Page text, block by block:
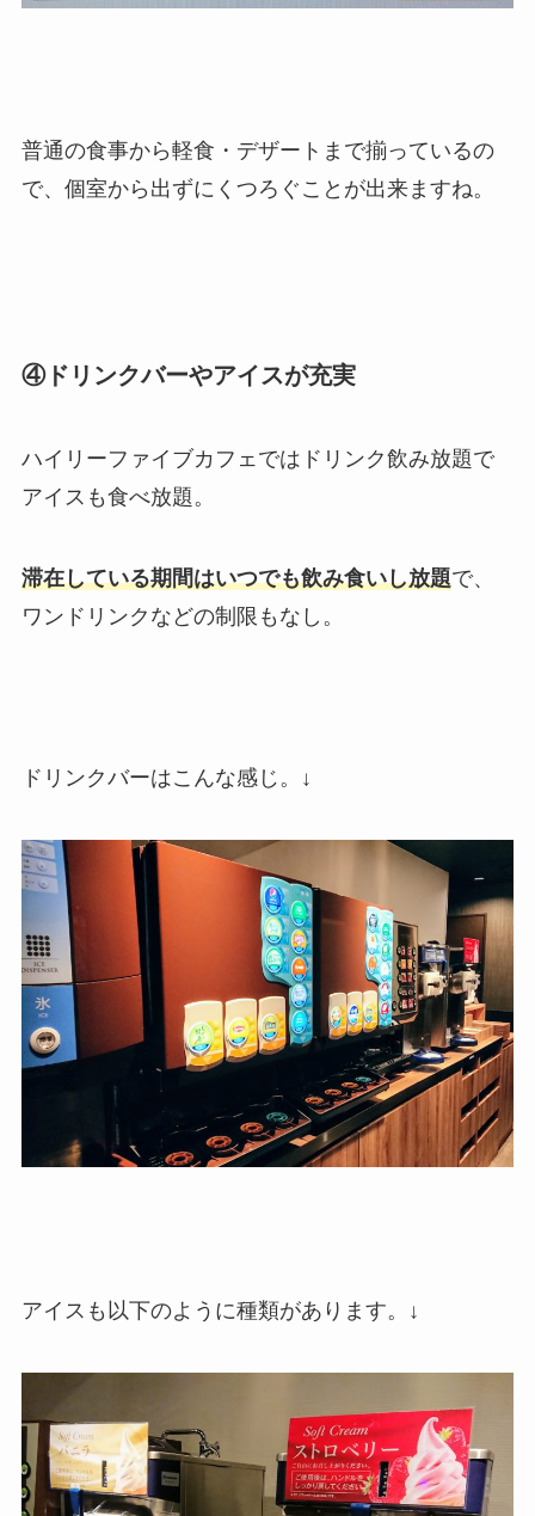
普通の食事から軽食・デザートまで揃っているの
で、個室から出ずにくつろぐことが出来ますね。
④ドリンクバーやアイスが充実
ハイリーファイブカフェではドリンク飲み放題で
アイスも食べ放題。
滞在している期間はいつでも飲み食いし放題で、
ワンドリンクなどの制限もなし。
ドリンクバーはこんな感じ。↓
アイスも以下のように種類があります。↓